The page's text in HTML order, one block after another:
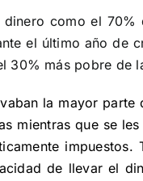
como el
el último año de
30% más pobre de
la mayor parte
mientras que se
impuestos.
de llevar el